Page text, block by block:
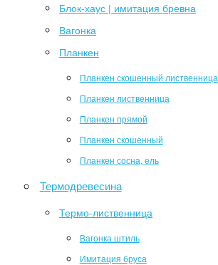
Блок-хаус | имитация бревна
Вагонка
Планкен
Планкен скошенный лиственница
Планкен лиственница
Планкен прямой
Планкен скошенный
Планкен сосна, ель
Термодревесина
Термо-лиственница
Вагонка штиль
Имитация бруса